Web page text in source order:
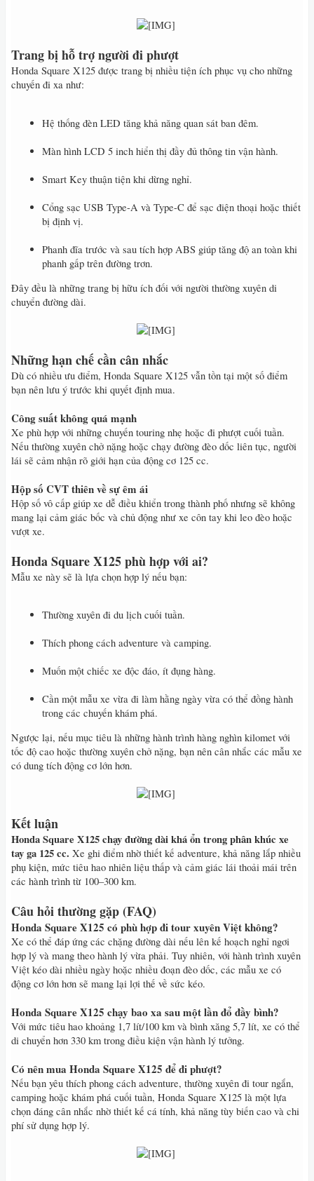
Trang bị hỗ trợ người đi phượt
Honda Square X125 được trang bị nhiều tiện ích phục vụ cho những
chuyến đi xa như:
Hệ thống đèn LED tăng khả năng quan sát ban đêm.
Màn hình LCD 5 inch hiển thị đầy đủ thông tin vận hành.
Smart Key thuận tiện khi dừng nghỉ.
Cổng sạc USB Type-A và Type-C để sạc điện thoại hoặc thiết
bị định vị.
Phanh đĩa trước và sau tích hợp ABS giúp tăng độ an toàn khi
phanh gấp trên đường trơn.
Đây đều là những trang bị hữu ích đối với người thường xuyên di
chuyển đường dài.
Những hạn chế cần cân nhắc
Dù có nhiều ưu điểm, Honda Square X125 vẫn tồn tại một số điểm
bạn nên lưu ý trước khi quyết định mua.
Công suất không quá mạnh
Xe phù hợp với những chuyến touring nhẹ hoặc đi phượt cuối tuần.
Nếu thường xuyên chở nặng hoặc chạy đường đèo dốc liên tục, người
lái sẽ cảm nhận rõ giới hạn của động cơ 125 cc.
Hộp số CVT thiên về sự êm ái
Hộp số vô cấp giúp xe dễ điều khiển trong thành phố nhưng sẽ không
mang lại cảm giác bốc và chủ động như xe côn tay khi leo đèo hoặc
vượt xe.
Honda Square X125 phù hợp với ai?
Mẫu xe này sẽ là lựa chọn hợp lý nếu bạn:
Thường xuyên đi du lịch cuối tuần.
Thích phong cách adventure và camping.
Muốn một chiếc xe độc đáo, ít đụng hàng.
Cần một mẫu xe vừa đi làm hằng ngày vừa có thể đồng hành
trong các chuyến khám phá.
Ngược lại, nếu mục tiêu là những hành trình hàng nghìn kilomet với
tốc độ cao hoặc thường xuyên chở nặng, bạn nên cân nhắc các mẫu xe
có dung tích động cơ lớn hơn.
Kết luận
Honda Square X125 chạy đường dài khá ổn trong phân khúc xe
tay ga 125 cc. Xe ghi điểm nhờ thiết kế adventure, khả năng lắp nhiều
phụ kiện, mức tiêu hao nhiên liệu thấp và cảm giác lái thoải mái trên
các hành trình từ 100–300 km.
Câu hỏi thường gặp (FAQ)
Honda Square X125 có phù hợp đi tour xuyên Việt không?
Xe có thể đáp ứng các chặng đường dài nếu lên kế hoạch nghỉ ngơi
hợp lý và mang theo hành lý vừa phải. Tuy nhiên, với hành trình xuyên
Việt kéo dài nhiều ngày hoặc nhiều đoạn đèo dốc, các mẫu xe có
động cơ lớn hơn sẽ mang lại lợi thế về sức kéo.
Honda Square X125 chạy bao xa sau một lần đổ đầy bình?
Với mức tiêu hao khoảng 1,7 lít/100 km và bình xăng 5,7 lít, xe có thể
di chuyển hơn 330 km trong điều kiện vận hành lý tưởng.
Có nên mua Honda Square X125 để đi phượt?
Nếu bạn yêu thích phong cách adventure, thường xuyên đi tour ngắn,
camping hoặc khám phá cuối tuần, Honda Square X125 là một lựa
chọn đáng cân nhắc nhờ thiết kế cá tính, khả năng tùy biến cao và chi
phí sử dụng hợp lý.